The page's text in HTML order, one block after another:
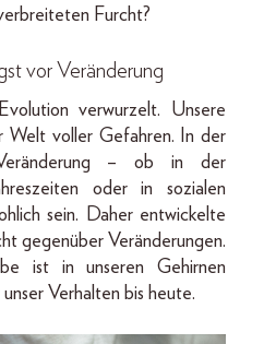
Furcht?
vor Veränderung
verwurzelt. Unsere
Welt voller Gefahren. In der
– ob in der
oder in sozialen
sein. Daher entwickelte
gegenüber Veränderungen.
ist in unseren Gehirnen
Verhalten bis heute.